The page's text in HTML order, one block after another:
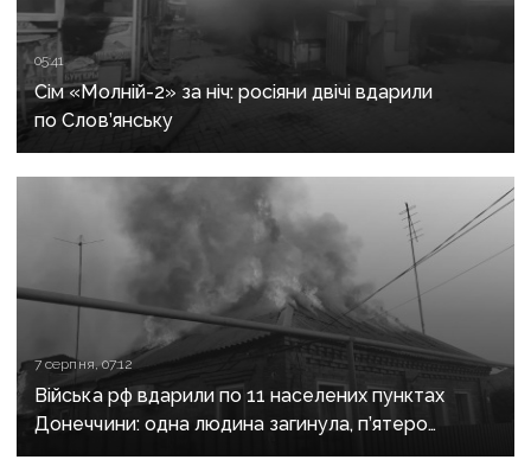
05:41
Сім «Молній-2» за ніч: росіяни двічі вдарили
по Слов’янську
7 серпня, 07:12
Війська рф вдарили по 11 населених пунктах
Донеччини: одна людина загинула, п’ятеро
поранені